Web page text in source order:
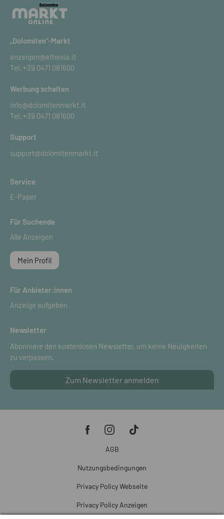
„Dolomiten“-Markt
anzeigen@athesia.it
Tel. +39 0471 081600
Werbung schalten
info@dolomitenmarkt.it
Tel. +39 0471 081600
Support
support@dolomitenmarkt.it
Service
E-Paper
Für Suchende
Alle Anzeigen
Mein Profil
Für Anbieter:innen
Anzeige aufgeben
Newsletter
Abonniere den kostenlosen Newsletter, um keine Neuigkeiten
zu verpassen.
Zum Newsletter anmelden
AGB
Nutzungsbedingungen
Privacy Policy Webseite
Privacy Policy Anzeigen